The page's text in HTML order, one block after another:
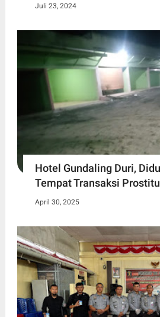
Juli 23, 2024
Hotel Gundaling Duri,
Tempat Transaksi
April 30, 2025